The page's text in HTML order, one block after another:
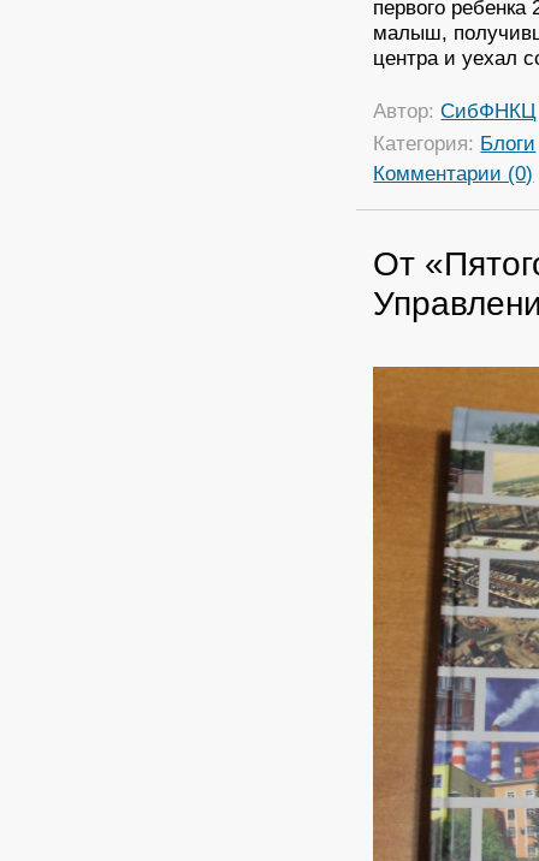
первого ребенка
малыш,
центра и уехал
Автор:СибФНКЦ
Категория: Блоги
Комментарии (0)
От